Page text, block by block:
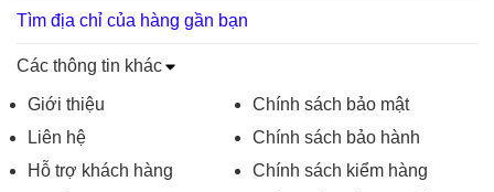
Tìm địa chỉ của hàng gần bạn
Các thông tin khác
Giới thiệu
Liên hệ
Hỗ trợ khách hàng
Chính sách bảo mật
Chính sách bảo hành
Chính sách kiểm hàng